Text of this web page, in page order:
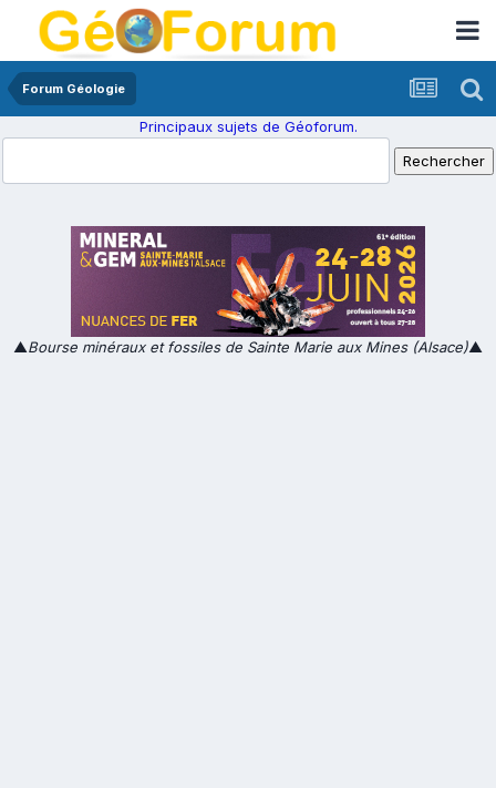
Forum Géologie
Principaux sujets de Géoforum.
▲Bourse minéraux et fossiles de Sainte Marie aux Mines (Alsace)▲